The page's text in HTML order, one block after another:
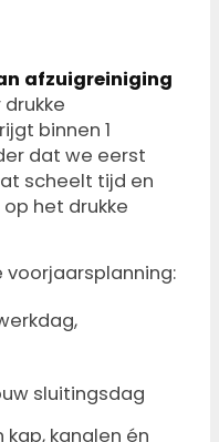
afzuigreiniging
binnen 1
dat we eerst
scheelt tijd en
het drukke
voorjaarsplanning:
sluitingsdag
kanalen én